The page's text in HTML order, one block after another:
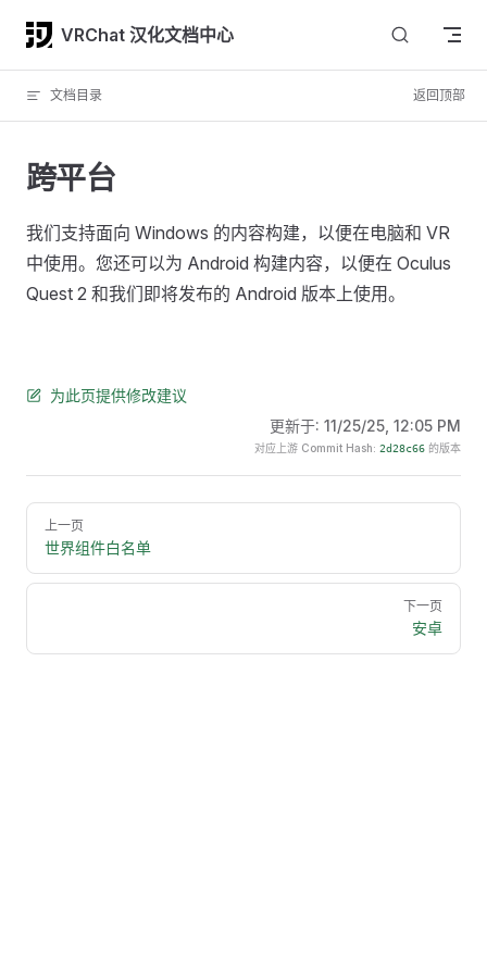
Skip to content
VRChat 汉化文档中心
文档目录 返回顶部
跨平台
我们支持面向 Windows 的内容构建，以便在电脑和 VR
中使用。您还可以为 Android 构建内容，以便在 Oculus
Quest 2 和我们即将发布的 Android 版本上使用。
为此页提供修改建议
更新于: 11/25/25, 12:05 PM
对应上游 Commit Hash: 2d28c66 的版本
Pager
上一页
世界组件白名单
下一页
安卓